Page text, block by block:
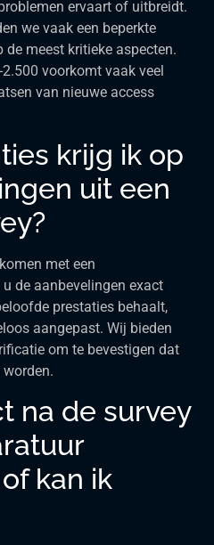
ervaart of uitbreidt.
we vaak een beperkte
meest kritieke aspecten.
voorkomt vaak veel
van nieuwe access
krijg ik op
uit een
met een
de aanbevelingen exact
prestaties behaalt,
aangepast. Wij bieden
om te bevestigen dat
na de survey
kan ik